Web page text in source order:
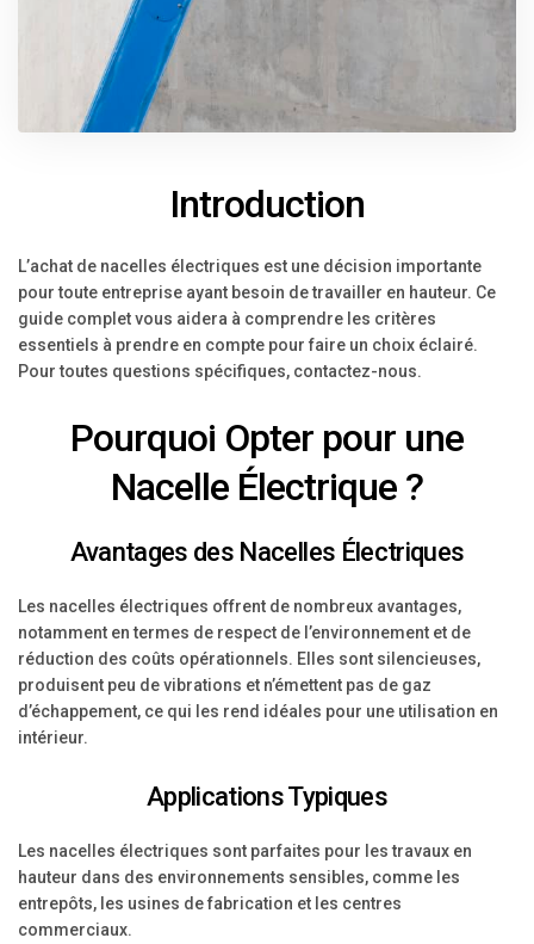
Introduction
L’achat de nacelles électriques est une décision importante
pour toute entreprise ayant besoin de travailler en hauteur. Ce
guide complet vous aidera à comprendre les critères
essentiels à prendre en compte pour faire un choix éclairé.
Pour toutes questions spécifiques, contactez-nous.
Pourquoi Opter pour une
Nacelle Électrique ?
Avantages des Nacelles Électriques
Les nacelles électriques offrent de nombreux avantages,
notamment en termes de respect de l’environnement et de
réduction des coûts opérationnels. Elles sont silencieuses,
produisent peu de vibrations et n’émettent pas de gaz
d’échappement, ce qui les rend idéales pour une utilisation en
intérieur.
Applications Typiques
Les nacelles électriques sont parfaites pour les travaux en
hauteur dans des environnements sensibles, comme les
entrepôts, les usines de fabrication et les centres
commerciaux.